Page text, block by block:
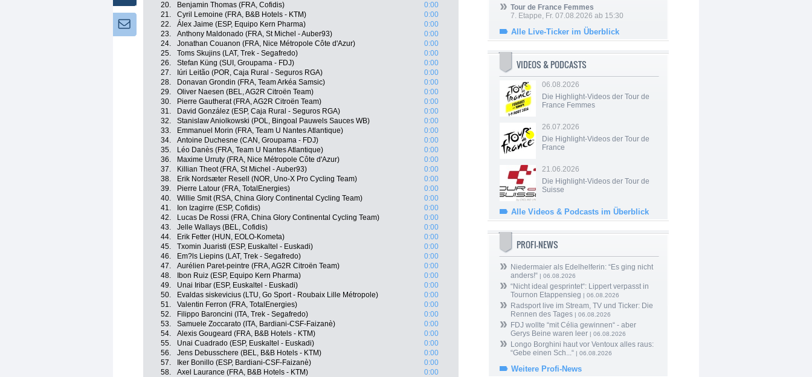
20.
Benjamin Thomas (FRA, Cofidis)
0:00
21.
Cyril Lemoine (FRA, B&B Hotels - KTM)
0:00
22.
Álex Jaime (ESP, Equipo Kern Pharma)
0:00
23.
Anthony Maldonado (FRA, St Michel - Auber93)
0:00
24.
Jonathan Couanon (FRA, Nice Métropole Côte d'Azur)
0:00
25.
Toms Skujins (LAT, Trek - Segafredo)
0:00
26.
Stefan Küng (SUI, Groupama - FDJ)
0:00
27.
Iúri Leitão (POR, Caja Rural - Seguros RGA)
0:00
28.
Donavan Grondin (FRA, Team Arkéa Samsic)
0:00
29.
Oliver Naesen (BEL, AG2R Citroën Team)
0:00
30.
Pierre Gautherat (FRA, AG2R Citroën Team)
0:00
31.
David González (ESP, Caja Rural - Seguros RGA)
0:00
32.
Stanislaw Aniolkowski (POL, Bingoal Pauwels Sauces WB)
0:00
33.
Emmanuel Morin (FRA, Team U Nantes Atlantique)
0:00
34.
Antoine Duchesne (CAN, Groupama - FDJ)
0:00
35.
Léo Danès (FRA, Team U Nantes Atlantique)
0:00
36.
Maxime Urruty (FRA, Nice Métropole Côte d'Azur)
0:00
37.
Killian Theot (FRA, St Michel - Auber93)
0:00
38.
Erik Nordsæter Resell (NOR, Uno-X Pro Cycling Team)
0:00
39.
Pierre Latour (FRA, TotalEnergies)
0:00
40.
Willie Smit (RSA, China Glory Continental Cycling Team)
0:00
41.
Ion Izagirre (ESP, Cofidis)
0:00
42.
Lucas De Rossi (FRA, China Glory Continental Cycling Team)
0:00
43.
Jelle Wallays (BEL, Cofidis)
0:00
44.
Erik Fetter (HUN, EOLO-Kometa)
0:00
45.
Txomin Juaristi (ESP, Euskaltel - Euskadi)
0:00
46.
Em?ls Liepins (LAT, Trek - Segafredo)
0:00
47.
Aurélien Paret-peintre (FRA, AG2R Citroën Team)
0:00
48.
Ibon Ruiz (ESP, Equipo Kern Pharma)
0:00
49.
Unai Iribar (ESP, Euskaltel - Euskadi)
0:00
50.
Evaldas siskevicius (LTU, Go Sport - Roubaix Lille Métropole)
0:00
51.
Valentin Ferron (FRA, TotalEnergies)
0:00
52.
Filippo Baroncini (ITA, Trek - Segafredo)
0:00
53.
Samuele Zoccarato (ITA, Bardiani-CSF-Faizanè)
0:00
54.
Alexis Gougeard (FRA, B&B Hotels - KTM)
0:00
55.
Unai Cuadrado (ESP, Euskaltel - Euskadi)
0:00
56.
Jens Debusschere (BEL, B&B Hotels - KTM)
0:00
57.
Iker Bonillo (ESP, Bardiani-CSF-Faizanè)
0:00
58.
Axel Laurance (FRA, B&B Hotels - KTM)
0:00
Tour de France Femmes
7. Etappe, Fr. 07.08.2026 ab 15:30
Alle Live-Ticker im Überblick
VIDEOS & PODCASTS
06.08.2026
Die Highlight-Videos der Tour de
France Femmes
26.07.2026
Die Highlight-Videos der Tour de
France
21.06.2026
Die Highlight-Videos der Tour de
Suisse
Alle Videos & Podcasts im Überblick
PROFI-NEWS
Niedermaier als Edelhelferin: “Es ging nicht
anders!“ | 06.08.2026
“Nicht ideal gesprintet“: Lippert verpasst in
Tournon Etappensieg | 06.08.2026
Radsport live im Stream, TV und Ticker: Die
Rennen des Tages | 06.08.2026
FDJ wollte “mit Célia gewinnen“ - aber
Gerys Beine waren leer | 06.08.2026
Longo Borghini haut vor Ventoux alles raus:
“Gebe einen Sch...“ | 06.08.2026
Weitere Profi-News
Newsletter: